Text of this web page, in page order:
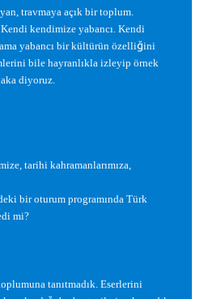
travmaya açık bir toplum.
Kendi kendimize yabancı. Kendi
yabancı bir kültürün özelliğini
bile hayranlıkla izleyip örnek
diyoruz.
tarihi kahramanlarımıza,
bir oturum programında Türk
mi?
tanıtmadık. Eserlerini